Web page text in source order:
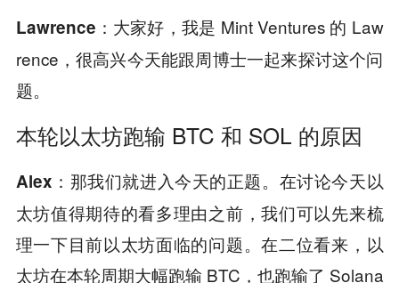
Lawrence： 大家好，我是 Mint Ventures 的 Law
rence，很高兴今天能跟周博士一起来探讨这个问
题。
本轮以太坊跑输 BTC 和 SOL 的原因
Alex： 那我们就进入今天的正题。在讨论今天以
太坊值得期待的看多理由之前，我们可以先来梳
理一下目前以太坊面临的问题。在二位看来，以
太坊在本轮周期大幅跑输 BTC，也跑输了 Solana